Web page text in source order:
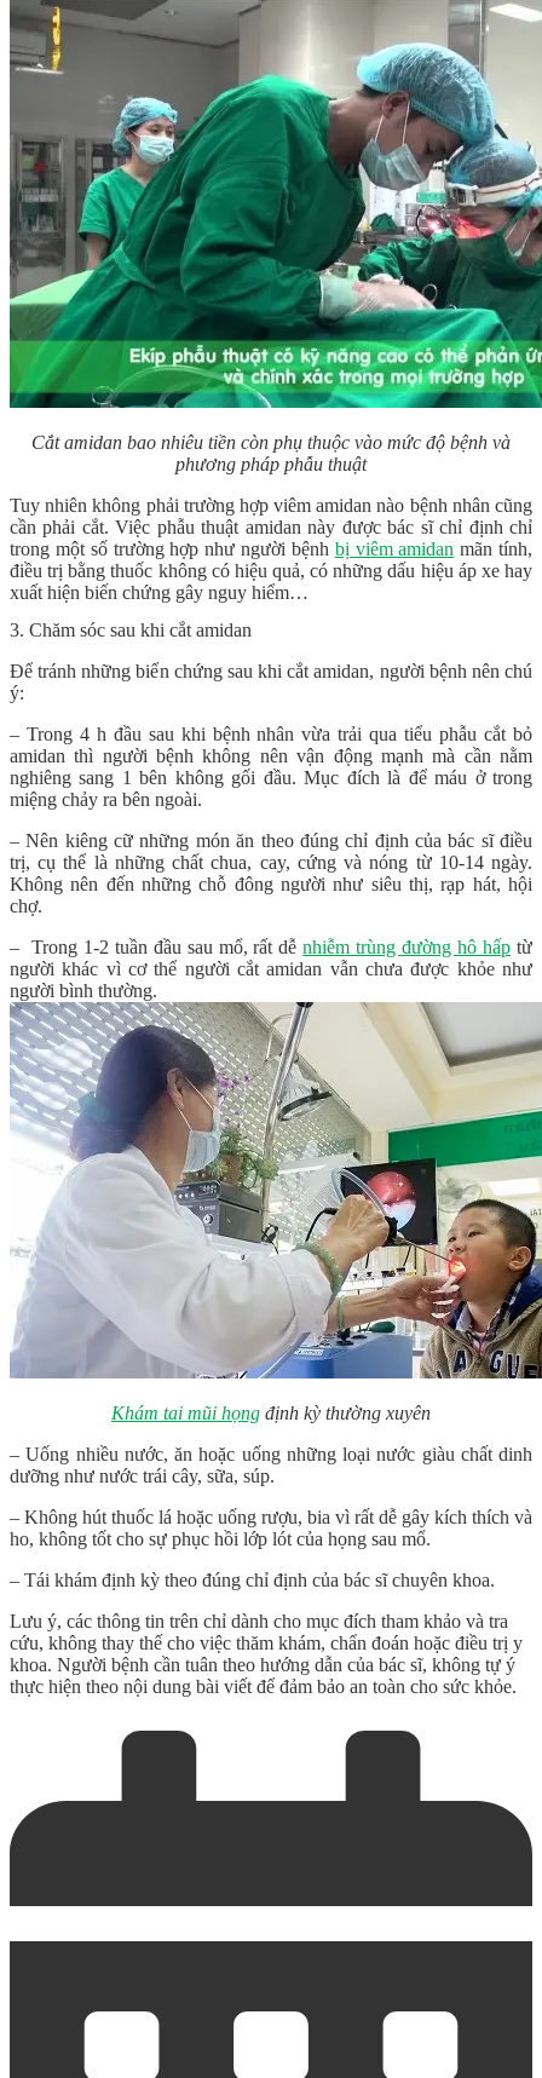
Cắt amidan bao nhiêu tiền còn phụ thuộc vào mức độ bệnh và
phương pháp phẫu thuật
Tuy nhiên không phải trường hợp viêm amidan nào bệnh nhân cũng
cần phải cắt. Việc phẫu thuật amidan này được bác sĩ chỉ định chỉ
trong một số trường hợp như người bệnh bị viêm amidan mãn tính,
điều trị bằng thuốc không có hiệu quả, có những dấu hiệu áp xe hay
xuất hiện biến chứng gây nguy hiểm…
3. Chăm sóc sau khi cắt amidan
Để tránh những biến chứng sau khi cắt amidan, người bệnh nên chú
ý:
– Trong 4 h đầu sau khi bệnh nhân vừa trải qua tiểu phẫu cắt bỏ
amidan thì người bệnh không nên vận động mạnh mà cần nằm
nghiêng sang 1 bên không gối đầu. Mục đích là để máu ở trong
miệng chảy ra bên ngoài.
– Nên kiêng cữ những món ăn theo đúng chỉ định của bác sĩ điều
trị, cụ thể là những chất chua, cay, cứng và nóng từ 10-14 ngày.
Không nên đến những chỗ đông người như siêu thị, rạp hát, hội
chợ.
– Trong 1-2 tuần đầu sau mổ, rất dễnhiễm trùng đường hô hấp từ
người khác vì cơ thể người cắt amidan vẫn chưa được khỏe như
người bình thường.
Khám tai mũi họng định kỳ thường xuyên
– Uống nhiều nước, ăn hoặc uống những loại nước giàu chất dinh
dưỡng như nước trái cây, sữa, súp.
– Không hút thuốc lá hoặc uống rượu, bia vì rất dễ gây kích thích và
ho, không tốt cho sự phục hồi lớp lót của họng sau mổ.
– Tái khám định kỳ theo đúng chỉ định của bác sĩ chuyên khoa.
Lưu ý, các thông tin trên chỉ dành cho mục đích tham khảo và tra
cứu, không thay thế cho việc thăm khám, chẩn đoán hoặc điều trị y
khoa. Người bệnh cần tuân theo hướng dẫn của bác sĩ, không tự ý
thực hiện theo nội dung bài viết để đảm bảo an toàn cho sức khỏe.